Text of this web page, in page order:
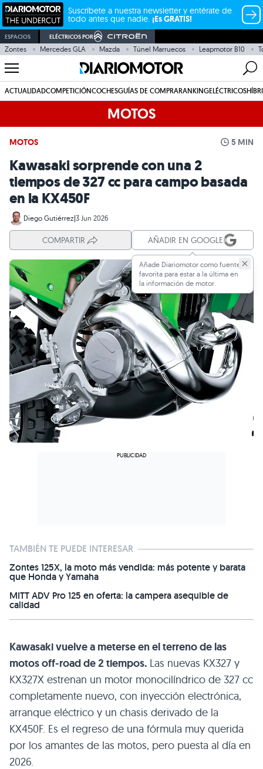
Suscríbete a nuestra newsletter y entérate de
todo antes que nadie. ¡Es GRATIS!
ESPACIOS ELÉCTRICOS POR
Zontes Mercedes GLA Mazda Túnel Marruecos Leapmotor B10
ACTUALIDADCOMPETICIÓNCOCHESGUÍAS DE COMPRARANKINGELÉCTRICOS
MOTOS
MOTOS 5 MIN
Kawasaki sorprende con una 2
tiempos de 327 cc para campo basada
en la KX450F
Diego Gutiérrez|3 Jun 2026
COMPARTIR AÑADIR EN GOOGLE
Añade Diariomotor como fuente
favorita para estar a la última en
la información de motor.
TAMBIÉN TE PUEDE INTERESAR
Zontes 125X, la moto más vendida: más potente y barata
que Honda y Yamaha
MITT ADV Pro 125 en oferta: la campera asequible de
calidad
Kawasaki vuelve a meterse en el terreno de las
motos off-road de 2 tiempos. Las nuevas KX327 y
KX327X estrenan un motor monocilíndrico de 327 cc
completamente nuevo, con inyección electrónica,
arranque eléctrico y un chasis derivado de la
KX450F. Es el regreso de una fórmula muy querida
por los amantes de las motos, pero puesta al día en
2026.